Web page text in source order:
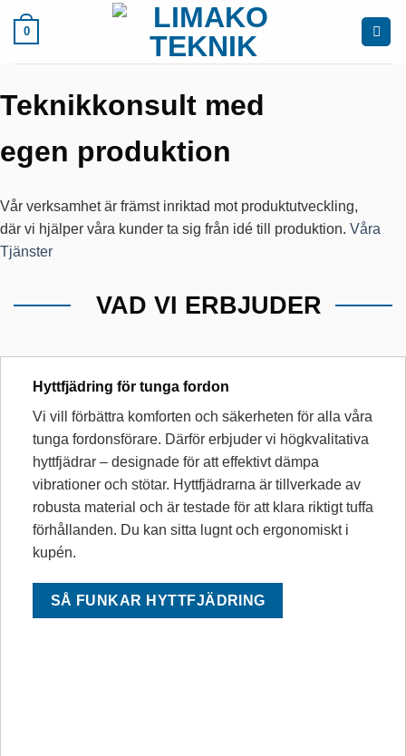
Skip
0
Teknikkonsult med
egen produktion
Vår verksamhet är främst inriktad mot produktutveckling,
där vi hjälper våra kunder ta sig från idé till produktion. Våra
Tjänster
VAD VI ERBJUDER
Hyttfjädring för tunga fordon
Vi vill förbättra komforten och säkerheten för alla våra
tunga fordonsförare. Därför erbjuder vi högkvalitativa
hyttfjädrar – designade för att effektivt dämpa
vibrationer och stötar. Hyttfjädrarna är tillverkade av
robusta material och är testade för att klara riktigt tuffa
förhållanden. Du kan sitta lugnt och ergonomiskt i
kupén.
SÅ FUNKAR HYTTFJÄDRING